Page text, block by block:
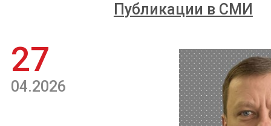
Публикации в СМИ
27
04.2026